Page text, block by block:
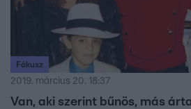
Fókusz
2019. március 20. 18:37
Van, aki szerint bűnös, más